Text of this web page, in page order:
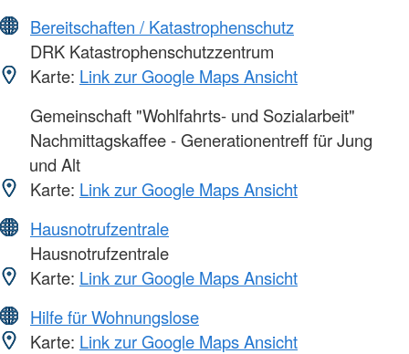
Bereitschaften / Katastrophenschutz
DRK Katastrophenschutzzentrum
Karte: Link zur Google Maps Ansicht
Gemeinschaft "Wohlfahrts- und Sozialarbeit"
Nachmittagskaffee - Generationentreff für Jung
und Alt
Karte: Link zur Google Maps Ansicht
Hausnotrufzentrale
Hausnotrufzentrale
Karte: Link zur Google Maps Ansicht
Hilfe für Wohnungslose
Karte: Link zur Google Maps Ansicht